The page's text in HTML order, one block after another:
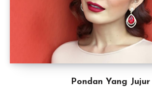
Pondan Yang Jujur